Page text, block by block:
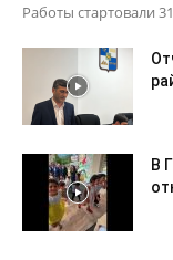
Работы стартовали
В